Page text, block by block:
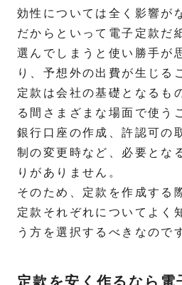
効性については全く影響が
だからといって電子定款だ
選んでしまうと使い勝手が
り、予想外の出費が生じる
定款は会社の基礎となるも
る間さまざまな場面で使う
銀行口座の作成、許認可の
制の変更時など、必要とな
りがありません。
そのため、定款を作成する
定款それぞれについてよく
う方を選択するべきなので
定款を安く作るなら電